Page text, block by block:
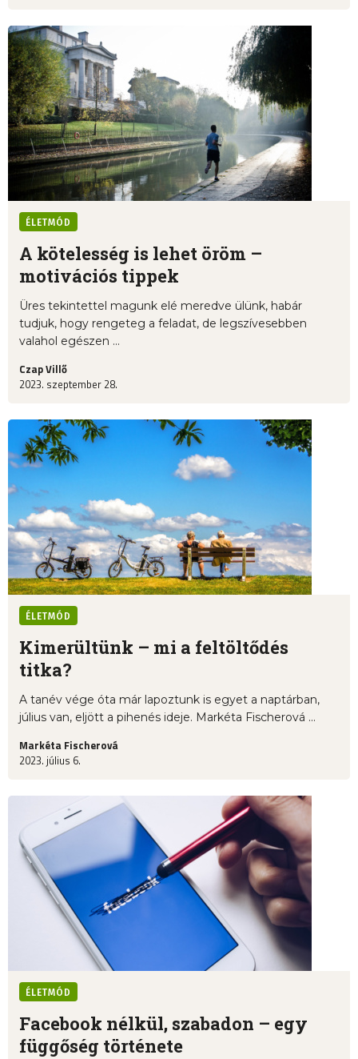
ÉLETMÓD
A kötelesség is lehet öröm –
motivációs tippek
Üres tekintettel magunk elé meredve ülünk, habár
tudjuk, hogy rengeteg a feladat, de legszívesebben
valahol egészen ...
Czap Villő
2023. szeptember 28.
ÉLETMÓD
Kimerültünk – mi a feltöltődés
titka?
A tanév vége óta már lapoztunk is egyet a naptárban,
július van, eljött a pihenés ideje. Markéta Fischerová ...
Markéta Fischerová
2023. július 6.
ÉLETMÓD
Facebook nélkül, szabadon – egy
függőség története